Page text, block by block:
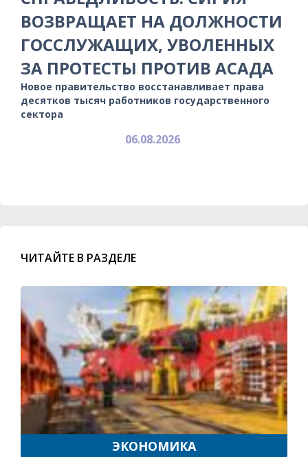
ВОЗВРАЩАЕТ НА ДОЛЖНОСТИ
ГОССЛУЖАЩИХ, УВОЛЕННЫХ
ЗА ПРОТЕСТЫ ПРОТИВ АСАДА
Новое правительство восстанавливает права
десятков тысяч работников государственного
сектора
06.08.2026
ЧИТАЙТЕ В РАЗДЕЛЕ
ЭКОНОМИКА